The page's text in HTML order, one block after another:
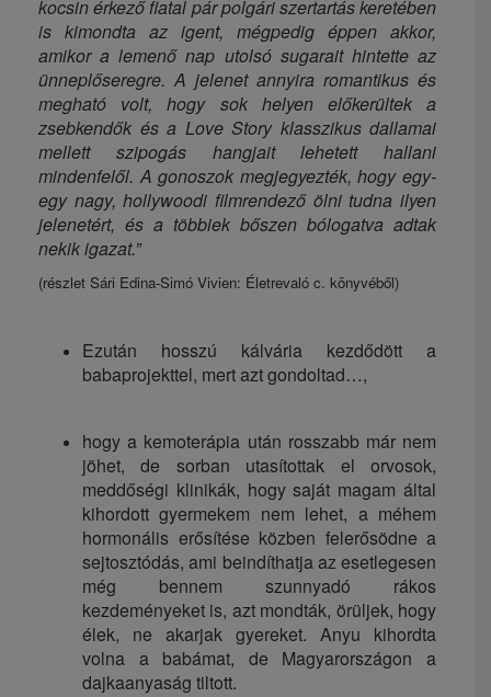
kocsin érkező fiatal pár polgári szertartás keretében
is kimondta az igent, mégpedig éppen akkor,
amikor a lemenő nap utolsó sugarait hintette az
ünneplőseregre. A jelenet annyira romantikus és
megható volt, hogy sok helyen előkerültek a
zsebkendők és a Love Story klasszikus dallamai
mellett szipogás hangjait lehetett hallani
mindenfelől. A gonoszok megjegyezték, hogy egy-
egy nagy, hollywoodi filmrendező ölni tudna ilyen
jelenetért, és a többiek bőszen bólogatva adtak
nekik igazat.”
(részlet Sári Edina-Simó Vivien: Életrevaló c. könyvéből)
Ezután hosszú kálvária kezdődött a
babaprojekttel, mert azt gondoltad…,
hogy a kemoterápia után rosszabb már nem
jöhet, de sorban utasítottak el orvosok,
meddőségi klinikák, hogy saját magam által
kihordott gyermekem nem lehet, a méhem
hormonális erősítése közben felerősödne a
sejtosztódás, ami beindíthatja az esetlegesen
még bennem szunnyadó rákos
kezdeményeket is, azt mondták, örüljek, hogy
élek, ne akarjak gyereket. Anyu kihordta
volna a babámat, de Magyarországon a
dajkaanyaság tiltott.